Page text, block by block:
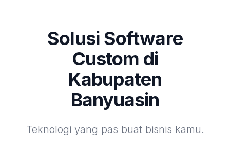
Solusi Software
Custom di
Kabupaten
Banyuasin
Teknologi yang pas buat bisnis kamu.